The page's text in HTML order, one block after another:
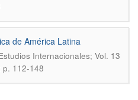
de América Latina
Internacionales; Vol. 13
p. 112-148